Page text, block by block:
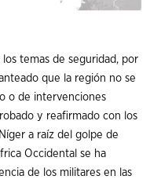
temas de seguridad, por
que la región no se
o de intervenciones
y reafirmado con los
a raíz del golpe de
Occidental se ha
de los militares en las